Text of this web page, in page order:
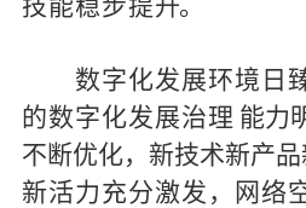
数字化发展环境日
的数字化发展治理 能力
不断优化，新技术新产
新活力充分激发，网络